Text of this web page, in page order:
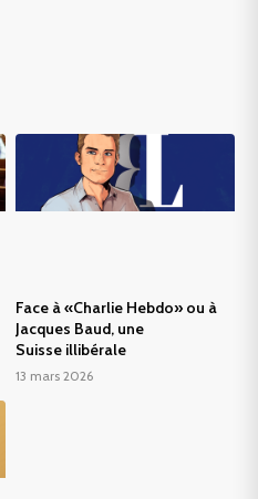
Face à «Charlie Hebdo» ou à
Jacques Baud, une
Suisse illibérale
13 mars 2026